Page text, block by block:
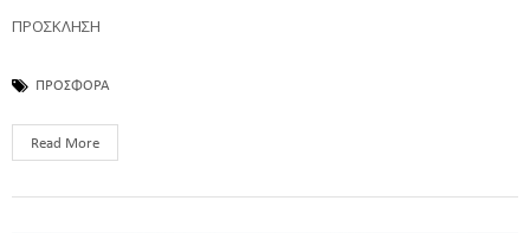
ΠΡΟΣΚΛΗΣΗ
ΠΡΟΣΦΟΡΑ
Read More